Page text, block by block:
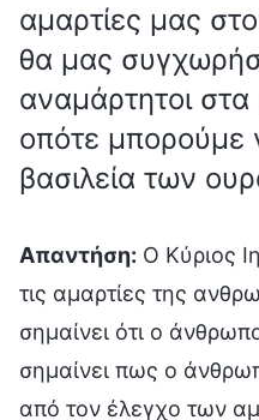
αμαρτίες μας
θα μας
αναμάρτητοι στα
οπότε μπορούμε
βασιλεία των
Απαντήση: Ο Κύριος
τις αμαρτίες της
σημαίνει ότι ο
σημαίνει πως ο
από τον έλεγχο των